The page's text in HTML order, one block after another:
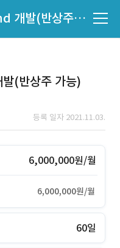
웹사이트 개선 Frontend 개발(반상주 가능)
(반상주 가능)
등록 일자 2021.11.03.
6,000,000원/월
6,000,000원/월
60일